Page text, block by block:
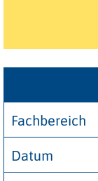
Fachbereich
Datum